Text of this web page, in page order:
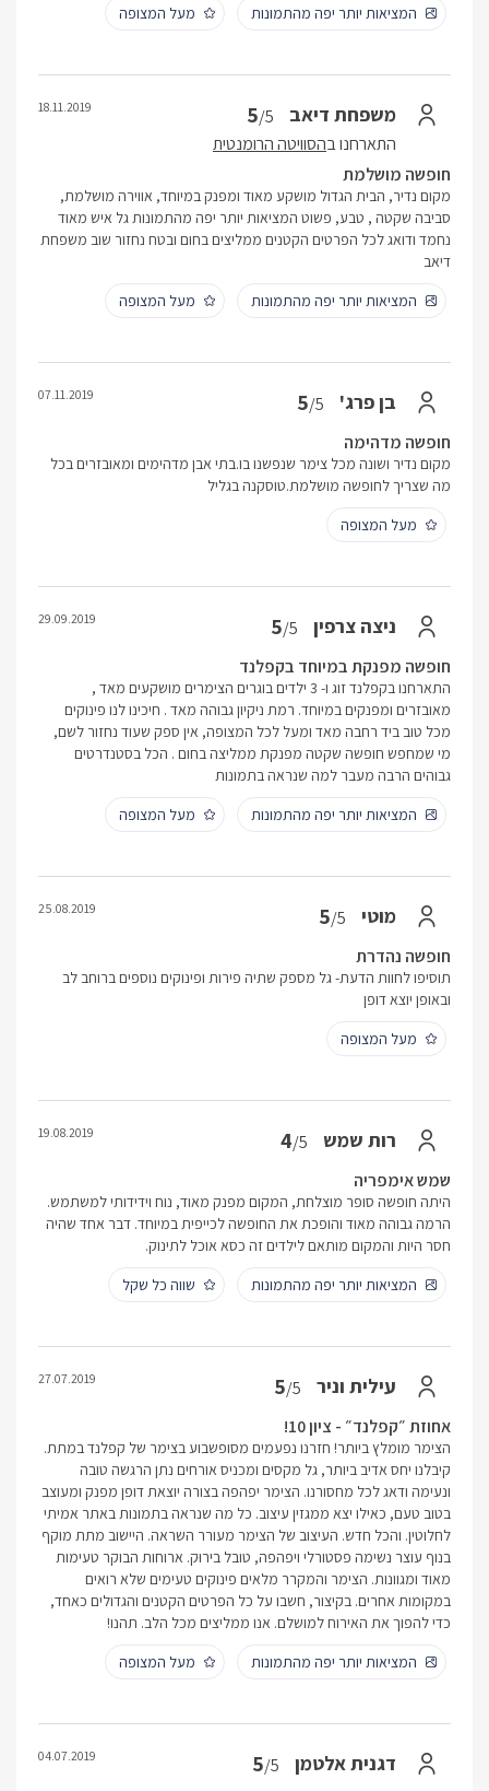
המציאות יותר יפה מהתמונות מעל המצופה
משפחת דיאב 5/5
התארחנו בהסוויטה הרומנטית
18.11.2019
חופשה מושלמת
מקום נדיר, הבית הגדול מושקע מאוד ומפנק במיוחד, אווירה מושלמת,
סביבה שקטה , טבע, פשוט המציאות יותר יפה מהתמונות גל איש מאוד
נחמד ודואג לכל הפרטים הקטנים ממליצים בחום ובטח נחזור שוב משפחת
דיאב
המציאות יותר יפה מהתמונות
מעל המצופה
בן פרג' 5/5
07.11.2019
חופשה מדהימה
מקום נדיר ושונה מכל צימר שנפשנו בו.בתי אבן מדהימים ומאובזרים בכל
מה שצריך לחופשה מושלמת.טוסקנה בגליל
מעל המצופה
ניצה צרפין 5/5
29.09.2019
חופשה מפנקת במיוחד בקפלנד
התארחנו בקפלנד זוג ו- 3 ילדים בוגרים הצימרים מושקעים מאד ,
מאובזרים ומפנקים במיוחד. רמת ניקיון גבוהה מאד . חיכינו לנו פינוקים
מכל טוב ביד רחבה מאד ומעל לכל המצופה, אין ספק שעוד נחזור לשם,
מי שמחפש חופשה שקטה מפנקת ממליצה בחום . הכל בסטנדרטים
גבוהים הרבה מעבר למה שנראה בתמונות
המציאות יותר יפה מהתמונות
מעל המצופה
מוטי 5/5
25.08.2019
חופשה נהדרת
תוסיפו לחוות הדעת- גל מספק שתיה פירות ופינוקים נוספים ברוחב לב
ובאופן יוצא דופן
מעל המצופה
רות שמש 4/5
19.08.2019
שמש אימפריה
היתה חופשה סופר מוצלחת, המקום מפנק מאוד, נוח וידידותי למשתמש.
הרמה גבוהה מאוד והופכת את החופשה לכייפית במיוחד. דבר אחד שהיה
חסר היות והמקום מותאם לילדים זה כסא אוכל לתינוק.
המציאות יותר יפה מהתמונות
שווה כל שקל
עילית וניר 5/5
27.07.2019
אחוזת ״קפלנד״ - ציון 10!
הצימר מומלץ ביותר! חזרנו נפעמים מסופשבוע בצימר של קפלנד במתת.
קיבלנו יחס אדיב ביותר, גל מקסים ומכניס אורחים נתן הרגשה טובה
ונעימה ודאג לכל מחסורנו. הצימר יפהפה בצורה יוצאת דופן מפנק ומעוצב
בטוב טעם, כאילו יצא ממגזין עיצוב. כל מה שנראה בתמונות באתר אמיתי
לחלוטין. והכל חדש. העיצוב של הצימר מעורר השראה. היישוב מתת מוקף
בנוף עוצר נשימה פסטורלי ויפהפה, טובל בירוּק. ארוחות הבוקר טעימות
מאוד ומגוונות. הצימר והמקרר מלאים פינוקים טעימים שלא רואים
במקומות אחרים. בקיצור, חשבו על כל הפרטים הקטנים והגדולים כאחד,
כדי להפוך את האירוח למושלם. אנו ממליצים מכל הלב. תהנו!
המציאות יותר יפה מהתמונות
מעל המצופה
דגנית אלטמן 5/5
04.07.2019